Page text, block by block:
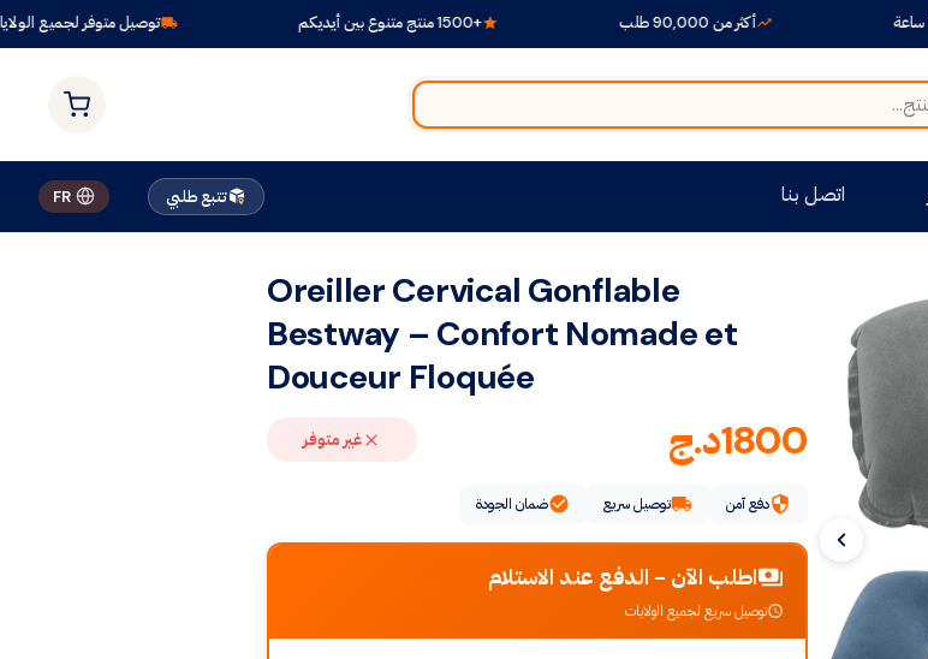
توصيل متوفر لجميع الولايات أكثر من 90,000 طلب
اتصل بنا تتبع طلبي FR
Oreiller Cervical Gonflable
Bestway – Confort Nomade et
Douceur Floquée
1800د.ج غير متوفر
دفع آمن توصيل سريع ضمان الجودة
اطلب الآن - الدفع عند الاستلام
توصيل سريع لجميع الولايات